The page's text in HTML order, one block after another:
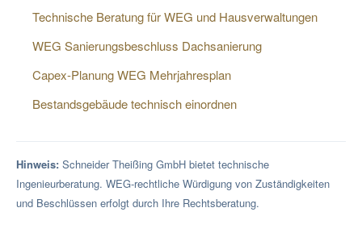
Technische Beratung für WEG und Hausverwaltungen
WEG Sanierungsbeschluss Dachsanierung
Capex-Planung WEG Mehrjahresplan
Bestandsgebäude technisch einordnen
Hinweis: Schneider Theißing GmbH bietet technische
Ingenieurberatung. WEG-rechtliche Würdigung von Zuständigkeiten
und Beschlüssen erfolgt durch Ihre Rechtsberatung.